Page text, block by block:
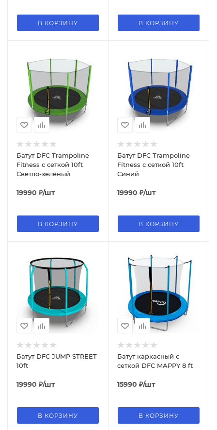
В КОРЗИНУ В КОРЗИНУ
Батут DFC Trampoline
Fitness с сеткой 10ft
Светло-зелёный
19990 ₽/шт
В КОРЗИНУ
Батут DFC Trampoline
Fitness с сеткой 10ft
Синий
19990 ₽/шт
В КОРЗИНУ
Батут DFC JUMP STREET
10ft
19990 ₽/шт
В КОРЗИНУ
Батут каркасный с
сеткой DFC MAPPY 8 ft
15990 ₽/шт
В КОРЗИНУ